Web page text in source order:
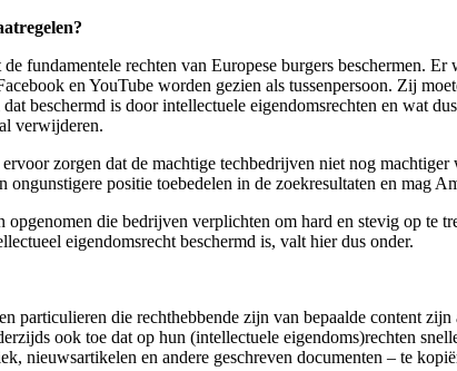
fundamentele rechten van Europese burgers beschermen.
en YouTube worden gezien als tussenpersoon. Zij
beschermd is door intellectuele eigendomsrechten en wat
verwijderen.
zorgen dat de machtige techbedrijven niet nog
ongunstigere positie toebedelen in de zoekresultaten en
die bedrijven verplichten om hard en stevig op te
eigendomsrecht beschermd is, valt hier dus onder.
particulieren die rechthebbende zijn van bepaalde content
ook toe dat op hun (intellectuele eigendoms)rechten
nieuwsartikelen en andere geschreven documenten – te